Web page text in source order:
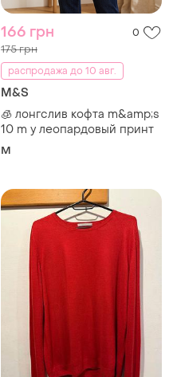
166 грн 0
175 грн
распродажа до 10 авг.
M&S
🧊 лонгслив кофта m&amp;s
10 m у леопардовый принт
M